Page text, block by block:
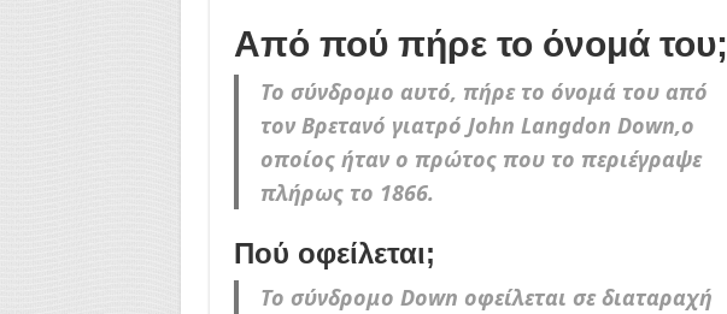
Από πού πήρε το όνομά του;
Το σύνδρομο αυτό, πήρε το όνομά του από
τον Βρετανό γιατρό John Langdon Down,ο
οποίος ήταν ο πρώτος που το περιέγραψε
πλήρως το 1866.
Πού οφείλεται;
Το σύνδρομο Down οφείλεται σε διαταραχή